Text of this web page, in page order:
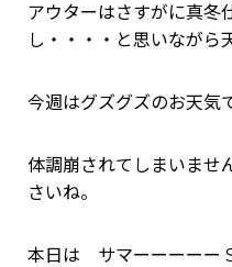
アウターはさすがに真冬
し・・・・と思いながら
今週はグズグズのお天気
体調崩されてしまいませ
さいね。
本日は サマーーーーー